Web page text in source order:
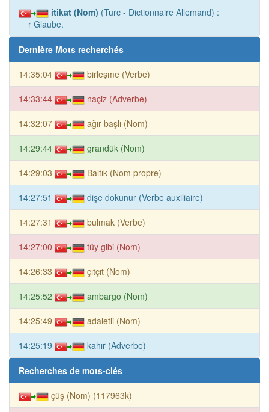
itikat (Nom) (Turc - Dictionnaire Allemand) :
r Glaube.
Dernière Mots recherchés
14:35:04 birleşme (Verbe)
14:33:44 naçiz (Adverbe)
14:32:07 ağır başlı (Nom)
14:29:44 grandük (Nom)
14:29:03 Baltık (Nom propre)
14:27:51 dişe dokunur (Verbe auxiliaire)
14:27:31 bulmak (Verbe)
14:27:00 tüy gibi (Nom)
14:26:33 çıtçıt (Nom)
14:25:52 ambargo (Nom)
14:25:49 adaletli (Nom)
14:25:19 kahır (Adverbe)
Recherches de mots-clés
çüş (Nom) (117963k)